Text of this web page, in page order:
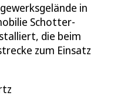
in
Schotter-
die beim
zum Einsatz